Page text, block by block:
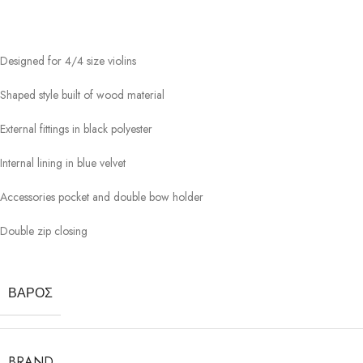
Designed for 4/4 size violins
Shaped style built of wood material
External fittings in black polyester
Internal lining in blue velvet
Accessories pocket and double bow holder
Double zip closing
ΒΆΡΟΣ